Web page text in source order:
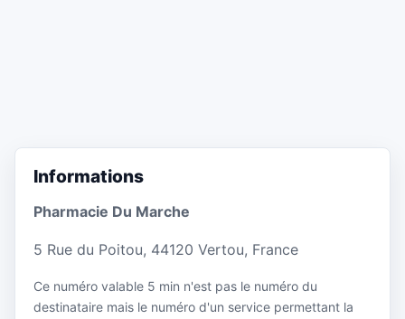
Informations
Pharmacie Du Marche
5 Rue du Poitou, 44120 Vertou, France
Ce numéro valable 5 min n'est pas le numéro du
destinataire mais le numéro d'un service permettant la